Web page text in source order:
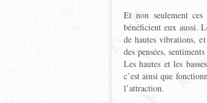
Et non seulement
bénéficient eux aussi.
de hautes vibrations,
des pensées,
Les hautes et les
c’est ainsi que
l’attraction.